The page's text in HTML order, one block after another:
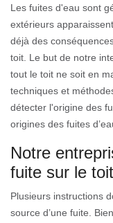
Les fuites d'eau sont
extérieurs
déjà des
toit. Le but de notre
tout le toit ne soit en
techniques et
détecter l'origine des
origines des fuites
Notre
fuite sur le toit
Plusieurs instructions
source d’une fuite.